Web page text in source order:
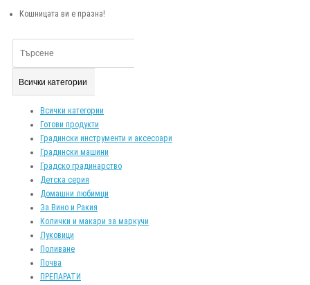
Кошницата ви е празна!
Всички категории
Всички категории
Готови продукти
Градински инструменти и аксесоари
Градински машини
Градско градинарство
Детска серия
Домашни любимци
За Вино и Ракия
Колички и макари за маркучи
Луковици
Поливане
Почва
ПРЕПАРАТИ